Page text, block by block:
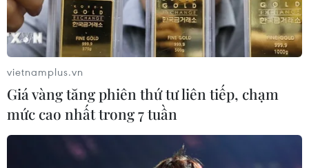
vietnamplus.vn
Giá vàng tăng phiên thứ tư liên tiếp, chạm
mức cao nhất trong 7 tuần